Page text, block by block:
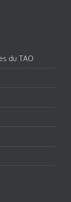
du TAO